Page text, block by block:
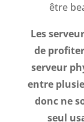
être
Les
de
serveur
entre
donc ne
seul